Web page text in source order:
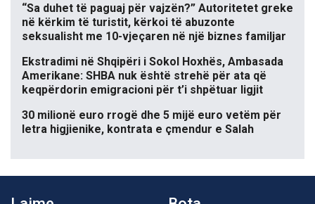
“Sa duhet të paguaj për vajzën?” Autoritetet greke
në kërkim të turistit, kërkoi të abuzonte
seksualisht me 10-vjeçaren në një biznes familjar
Ekstradimi në Shqipëri i Sokol Hoxhës, Ambasada
Amerikane: SHBA nuk është strehë për ata që
keqpërdorin emigracioni për t’i shpëtuar ligjit
30 milionë euro rrogë dhe 5 mijë euro vetëm për
letra higjienike, kontrata e çmendur e Salah